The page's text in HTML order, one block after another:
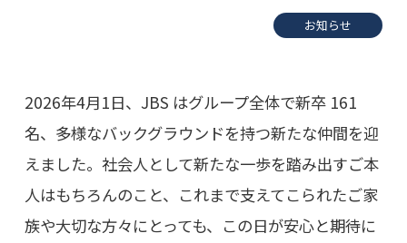
お知らせ
2026年4月1日、JBS はグループ全体で新卒 161
名、多様なバックグラウンドを持つ新たな仲間を迎
えました。社会人として新たな一歩を踏み出すご本
人はもちろんのこと、これまで支えてこられたご家
族や大切な方々にとっても、この日が安心と期待に